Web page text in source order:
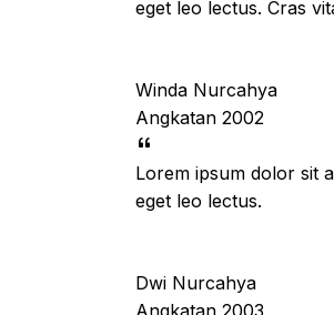
eget leo lectus. Cras
Winda Nurcahya
Angkatan 2002
Lorem ipsum dolor sit
eget leo lectus.
Dwi Nurcahya
Angkatan 2003